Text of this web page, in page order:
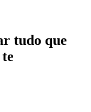
tudo que